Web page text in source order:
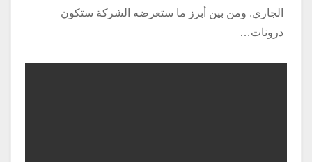
الجاري. ومن بين أبرز ما ستعرضه الشركة ستكون
درونات…